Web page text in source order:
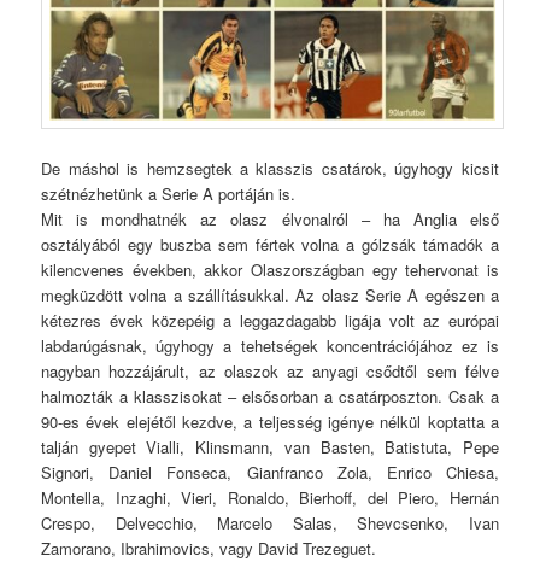
De máshol is hemzsegtek a klasszis csatárok, úgyhogy kicsit
szétnézhetünk a Serie A portáján is.
Mit is mondhatnék az olasz élvonalról – ha Anglia első
osztályából egy buszba sem fértek volna a gólzsák támadók a
kilencvenes években, akkor Olaszországban egy tehervonat is
megküzdött volna a szállításukkal. Az olasz Serie A egészen a
kétezres évek közepéig a leggazdagabb ligája volt az európai
labdarúgásnak, úgyhogy a tehetségek koncentrációjához ez is
nagyban hozzájárult, az olaszok az anyagi csődtől sem félve
halmozták a klasszisokat – elsősorban a csatárposzton. Csak a
90-es évek elejétől kezdve, a teljesség igénye nélkül koptatta a
talján gyepet Vialli, Klinsmann, van Basten, Batistuta, Pepe
Signori, Daniel Fonseca, Gianfranco Zola, Enrico Chiesa,
Montella, Inzaghi, Vieri, Ronaldo, Bierhoff, del Piero, Hernán
Crespo, Delvecchio, Marcelo Salas, Shevcsenko, Ivan
Zamorano, Ibrahimovics, vagy David Trezeguet.